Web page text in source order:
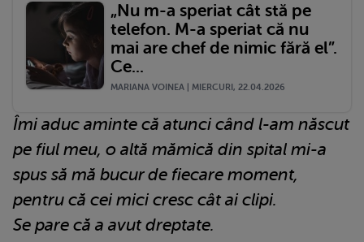
„Nu m-a speriat cât stă pe
telefon. M-a speriat că nu
mai are chef de nimic fără el”.
Ce...
MARIANA VOINEA | MIERCURI, 22.04.2026
Îmi aduc aminte că atunci când l-am născut
pe fiul meu, o altă mămică din spital mi-a
spus să mă bucur de fiecare moment,
pentru că cei mici cresc cât ai clipi.
Se pare că a avut dreptate.